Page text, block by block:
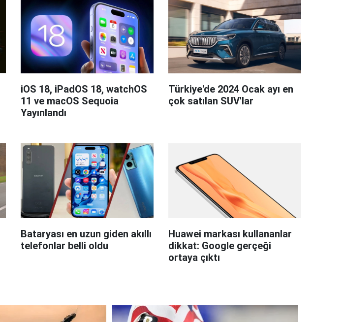
iOS 18, iPadOS 18, watchOS
11 ve macOS Sequoia
Yayınlandı
Türkiye'de 2024 Ocak ayı en
çok satılan SUV'lar
Bataryası en uzun giden akıllı
telefonlar belli oldu
Huawei markası kullananlar
dikkat: Google gerçeği
ortaya çıktı